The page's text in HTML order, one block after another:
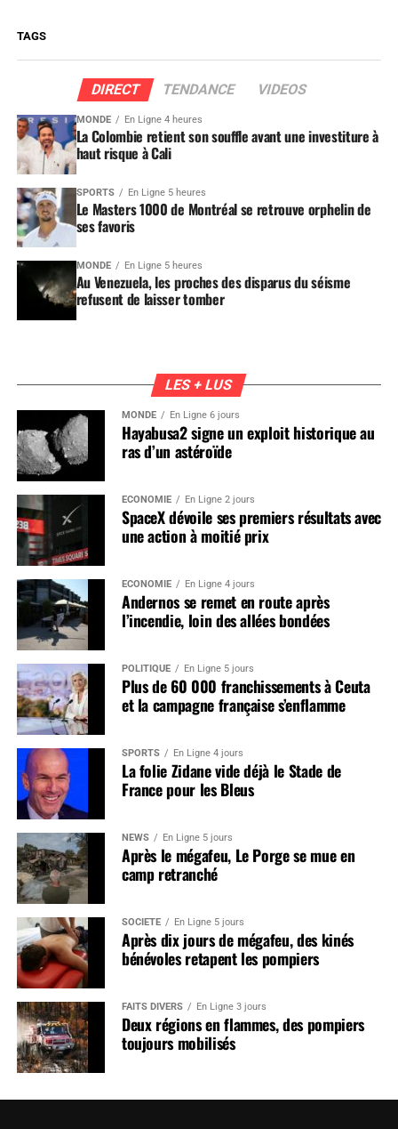
TAGS
DIRECT TENDANCE VIDEOS
MONDE En Ligne 4 heures
La Colombie retient son souffle avant une investiture à
haut risque à Cali
SPORTS En Ligne 5 heures
Le Masters 1000 de Montréal se retrouve orphelin de
ses favoris
MONDE En Ligne 5 heures
Au Venezuela, les proches des disparus du séisme
refusent de laisser tomber
LES + LUS
MONDE En Ligne 6 jours
Hayabusa2 signe un exploit historique au
ras d’un astéroïde
ÉCONOMIE En Ligne 2 jours
SpaceX dévoile ses premiers résultats avec
une action à moitié prix
ÉCONOMIE En Ligne 4 jours
Andernos se remet en route après
l’incendie, loin des allées bondées
POLITIQUE En Ligne 5 jours
Plus de 60 000 franchissements à Ceuta
et la campagne française s’enflamme
SPORTS En Ligne 4 jours
La folie Zidane vide déjà le Stade de
France pour les Bleus
NEWS En Ligne 5 jours
Après le mégafeu, Le Porge se mue en
camp retranché
SOCIÉTÉ En Ligne 5 jours
Après dix jours de mégafeu, des kinés
bénévoles retapent les pompiers
FAITS DIVERS En Ligne 3 jours
Deux régions en flammes, des pompiers
toujours mobilisés